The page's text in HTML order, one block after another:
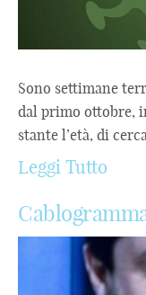
Sono settimane
dal primo ottobre,
stante l’età, di
Leggi Tutto